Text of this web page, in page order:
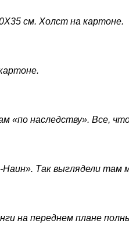
см. Холст на картоне.
наследству». Все,
Наин». Так выглядели там
на переднем плане